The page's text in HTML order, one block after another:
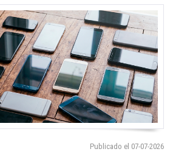
Publicado el 07-07-2026